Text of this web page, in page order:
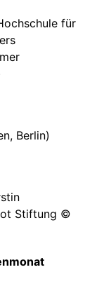
für
Berlin)
Stiftung ©